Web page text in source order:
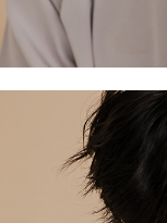
易，需依本服務之必要
權轉讓予恩沛科技股份
２．關於個人資料處理
３．未成年的使用者請
「AFTEE先享後付」
４．使用「AFTEE先
時審查核予不同之上限
請求用戶進行身份認證
５．嚴禁一人註冊多個
付款後7-11取貨
每筆NT$60，滿
每筆NT$60，滿
宅配_離島
每筆NT$100